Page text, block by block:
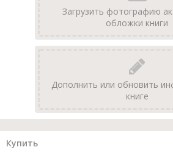
Загрузить фотографию
обложки книги
Дополнить или обновить
книге
Купить